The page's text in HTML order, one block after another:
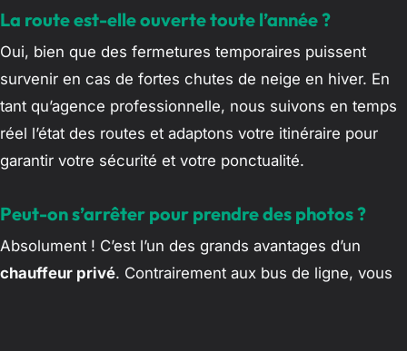
La route est-elle ouverte toute l’année ?
Oui, bien que des fermetures temporaires puissent
survenir en cas de fortes chutes de neige en hiver. En
tant qu’agence professionnelle, nous suivons en temps
réel l’état des routes et adaptons votre itinéraire pour
garantir votre sécurité et votre ponctualité.
Peut-on s’arrêter pour prendre des photos ?
Absolument ! C’est l’un des grands avantages d’un
chauffeur privé. Contrairement aux bus de ligne, vous